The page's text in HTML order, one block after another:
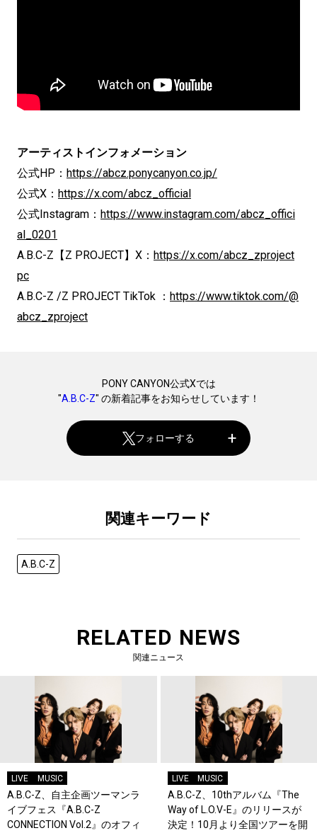
アーティストインフォメーション
公式HP： https://abcz.ponycanyon.co.jp/
公式X： https://x.com/abcz_official
公式Instagram： https://www.instagram.com/abcz_offici
al_0201
A.B.C-Z【Z PROJECT】X： https://x.com/abcz_zproject
pc
A.B.C-Z /Z PROJECT TikTok ： https://www.tiktok.com/@
abcz_zproject
PONY CANYON公式Xでは
"A.B.C-Z" の新着記事をお知らせしています！
フォローする
関連キーワード
A.B.C-Z
RELATED NEWS
関連ニュース
LIVE MUSIC
A.B.C-Z、自主企画ツーマンラ
イブフェス『A.B.C-Z
CONNECTION Vol.2』のオフィ
LIVE MUSIC
A.B.C-Z、10thアルバム『The
Way of L.O.V-E』のリリースが
決定！10月より全国ツアーを開